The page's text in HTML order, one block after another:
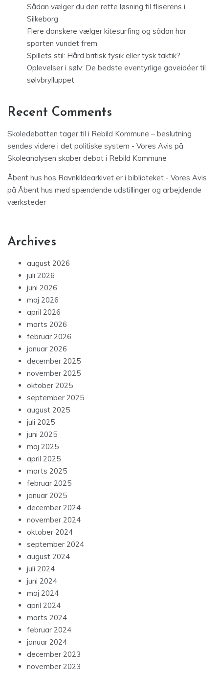
Sådan vælger du den rette løsning til fliserens i
Silkeborg
Flere danskere vælger kitesurfing og sådan har
sporten vundet frem
Spillets stil: Hård britisk fysik eller tysk taktik?
Oplevelser i sølv: De bedste eventyrlige gaveidéer til
sølvbrylluppet
Recent Comments
Skoledebatten tager til i Rebild Kommune – beslutning
sendes videre i det politiske system - Vores Avis på
Skoleanalysen skaber debat i Rebild Kommune
Åbent hus hos Ravnkildearkivet er i biblioteket - Vores Avis
på Åbent hus med spændende udstillinger og arbejdende
værksteder
Archives
august 2026
juli 2026
juni 2026
maj 2026
april 2026
marts 2026
februar 2026
januar 2026
december 2025
november 2025
oktober 2025
september 2025
august 2025
juli 2025
juni 2025
maj 2025
april 2025
marts 2025
februar 2025
januar 2025
december 2024
november 2024
oktober 2024
september 2024
august 2024
juli 2024
juni 2024
maj 2024
april 2024
marts 2024
februar 2024
januar 2024
december 2023
november 2023